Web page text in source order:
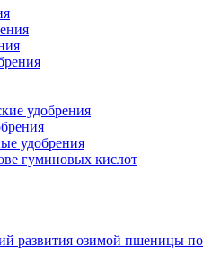
удобрения
удобрения
гуминовых кислот
развития озимой пшеницы по